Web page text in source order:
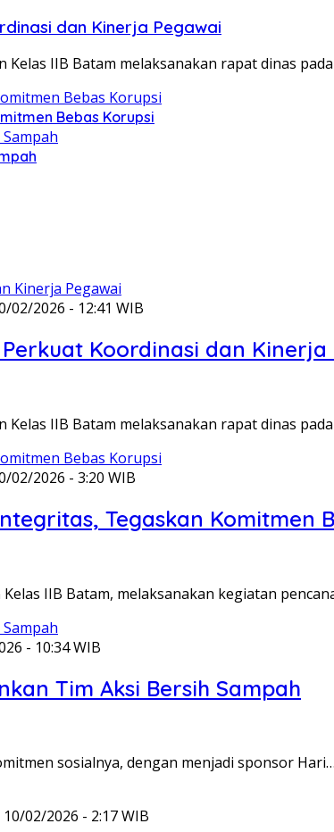
dan Kinerja Pegawai
IIB Batam melaksanakan rapat dinas
Bebas Korupsi
02/2026 - 12:41 WIB
Koordinasi dan Kinerja
IIB Batam melaksanakan rapat dinas
02/2026 - 3:20 WIB
Tegaskan Komitmen
IIB Batam, melaksanakan kegiatan
- 10:34 WIB
Tim Aksi Bersih Sampah
sosialnya, dengan menjadi sponsor Hari…
10/02/2026 - 2:17 WIB